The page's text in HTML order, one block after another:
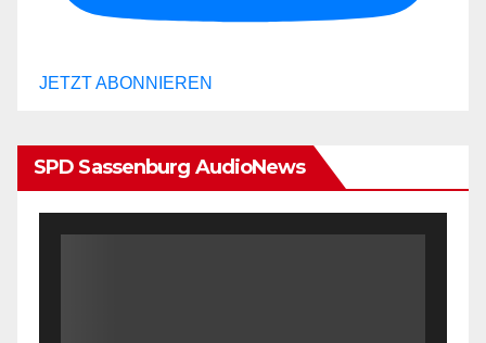
JETZT ABONNIEREN
SPD Sassenburg AudioNews